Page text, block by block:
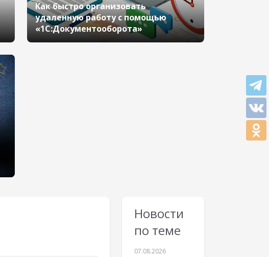
Как быстро организовать
удаленную работу с помощью
«1С:Документооборота»
Новости
по теме
07.08.2026